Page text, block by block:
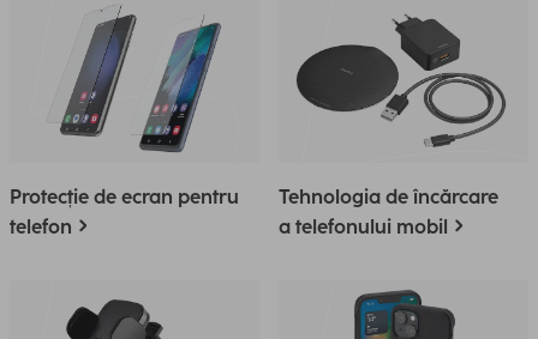
Protecție de ecran pentru
telefon
Tehnologia de încărcare
a telefonului mobil